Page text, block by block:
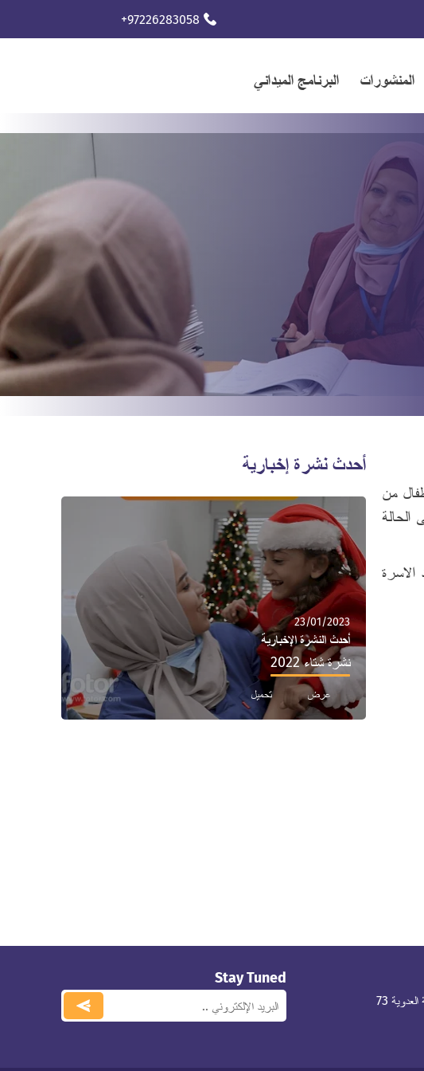
+97226283058
المنشورات البرنامج الميداني
من
الاسرة
أحدث نشرة إخبارية
23/01/2023
أحدث النشرة الإخبارية
نشرة شتاء 2022
عرض تحميل
73
Stay Tuned